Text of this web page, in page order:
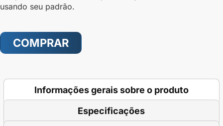
usando seu padrão.
COMPRAR
Informações gerais sobre o produto
Especificações